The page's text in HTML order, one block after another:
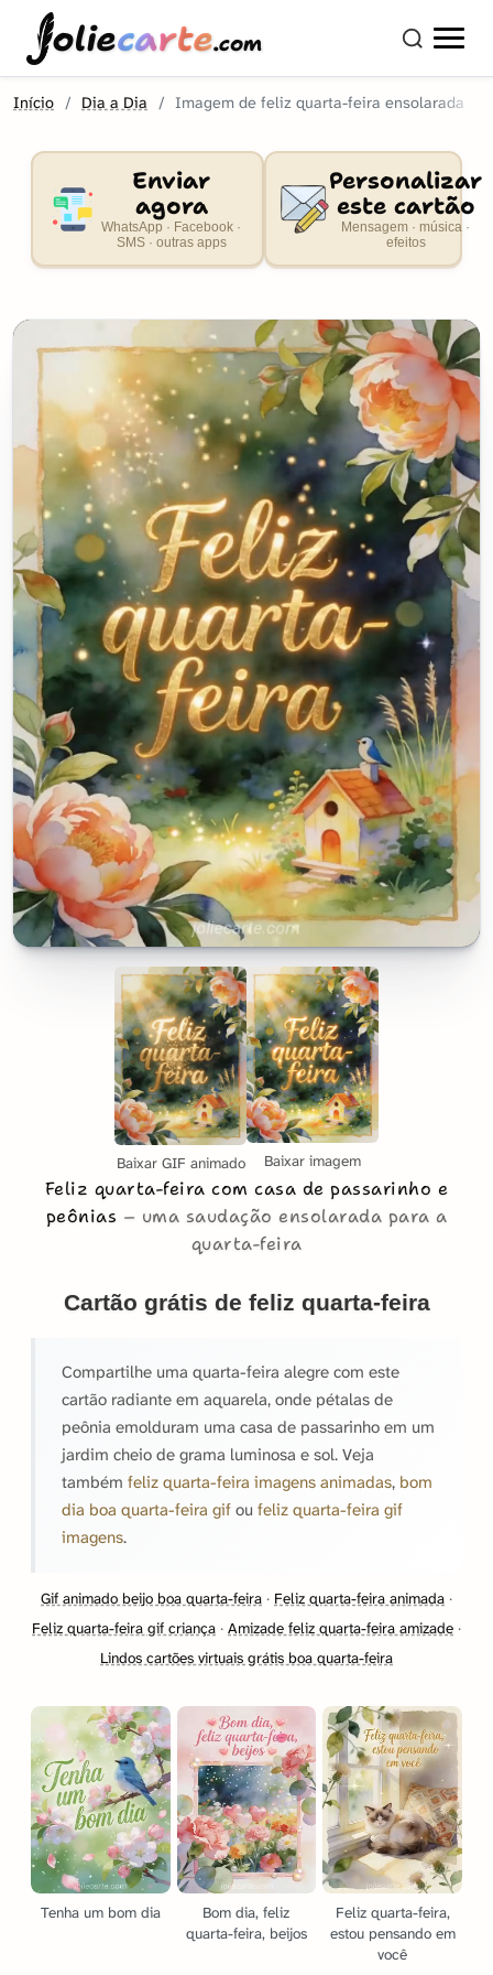
oliecarte.com
Início Dia a Dia Imagem de feliz quarta-feira ensolarada
Enviar
agora
WhatsApp · Facebook ·
SMS · outras apps
Personalizar
este cartão
Mensagem · música ·
efeitos
Baixar GIF animado Baixar imagem
Feliz quarta-feira com casa de passarinho e
peônias
uma saudação ensolarada para a
quarta-feira
Cartão grátis de feliz quarta-feira
Compartilhe uma quarta-feira alegre com este
cartão radiante em aquarela, onde pétalas de
peônia emolduram uma casa de passarinho em um
jardim cheio de grama luminosa e sol. Veja
também feliz quarta-feira imagens animadas, bom
dia boa quarta-feira gif ou feliz quarta-feira gif
imagens.
Gif animado beijo boa quarta-feira · Feliz quarta-feira animada ·
Feliz quarta-feira gif criança · Amizade feliz quarta-feira amizade ·
Lindos cartões virtuais grátis boa quarta-feira
Tenha um bom dia
Bom dia, feliz
quarta-feira, beijos
Feliz quarta-feira,
estou pensando em
você